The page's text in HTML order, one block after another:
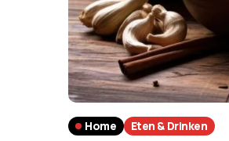
Home Eten & Drinken